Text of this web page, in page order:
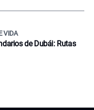
VIDA
de Dubái: Rutas